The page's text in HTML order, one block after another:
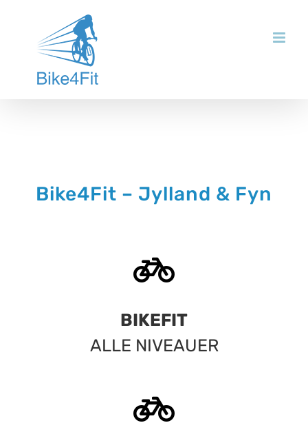
Bike4Fit – Jylland & Fyn
BIKEFIT
ALLE NIVEAUER